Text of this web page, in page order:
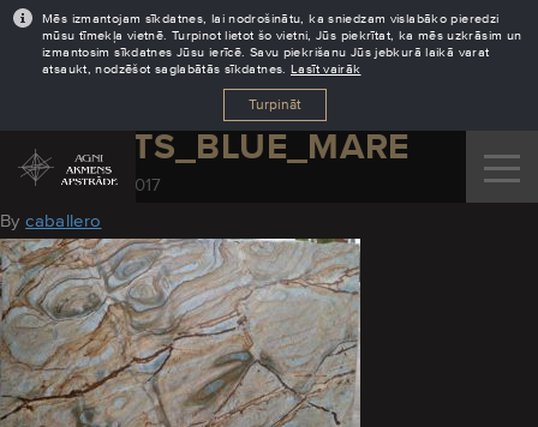
Mēs izmantojam sīkdatnes, lai nodrošinātu, ka sniedzam vislabāko pieredzi
mūsu tīmekļa vietnē. Turpinot lietot šo vietni, Jūs piekrītat, ka mēs uzkrāsim un
izmantosim sīkdatnes Jūsu ierīcē. Savu piekrišanu Jūs jebkurā laikā varat
atsaukt, nodzēšot saglabātās sīkdatnes. Lasīt vairāk
Turpināt
KVARCITS_BLUE_MARE
September 21, 2017
Bycaballero